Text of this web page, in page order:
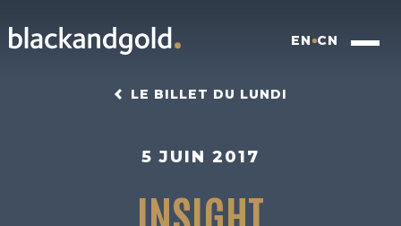
EN CN
LE BILLET DU LUNDI
5 JUIN 2017
INSIGHT